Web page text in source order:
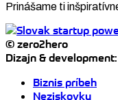
Prinášame ti
© zero2hero
Dizajn &
Biznis príbeh
Neziskovky